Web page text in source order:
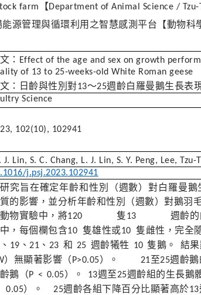
farm
【Department of Animal Science /
源管理與循環利用之智慧感測平台【動物科
：
Effect of the age and sex on growth
of 13 to 25-weeks-old White Roman geese
：日齡與性別對13～25週齡白羅曼鵝生長表
Science
102(10), 102941
J. Lin, S. C. Chang, L. J. Lin, S. Y. Peng, Lee, Tzu-
j.psj.2023.102941
究旨在確定年齡和性別（週數）對白羅曼
的影響，並分析年齡和性別（週數）對鵝羽
物實驗中，將120 隻13 週齡
，每個欄包含10 隻雄性或10隻雌性，完全
、 19 、 21 、 23 和 25 週齡犧牲 10隻鵝。 結
）無顯著影響（ P>0.05）。 21至25週齡
鵝（P < 0.05）。 13週至25週齡組的生長鵝
）。 25週齡各組下降百分比顯著高於13